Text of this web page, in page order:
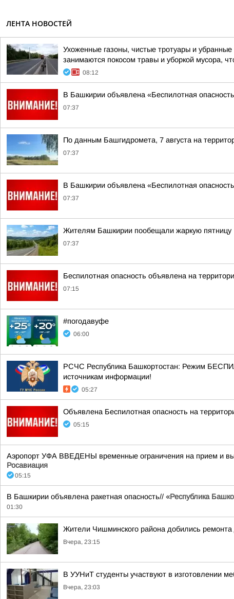
ЛЕНТА НОВОСТЕЙ
Ухоженные газоны, чистые тротуары и
занимаются покосом травы и уборкой мусора,
08:12
В Башкирии объявлена «Беспилотная
07:37
По данным Башгидромета, 7 августа на
07:37
В Башкирии объявлена «Беспилотная
07:37
Жителям Башкирии пообещали жаркую пятницу
07:37
Беспилотная опасность объявлена на
07:15
#погодавуфе
06:00
РСЧС Республика Башкортостан: Режим
источникам информации!
05:27
Объявлена Беспилотная опасность на
05:15
Аэропорт УФА ВВЕДЕНЫ временные ограничения на прием и
Росавиация
05:15
В Башкирии объявлена ракетная опасность// «Республика
01:30
Жители Чишминского района добились
Вчера, 23:15
В УУНиТ студенты участвуют в изготовлении
Вчера, 23:03